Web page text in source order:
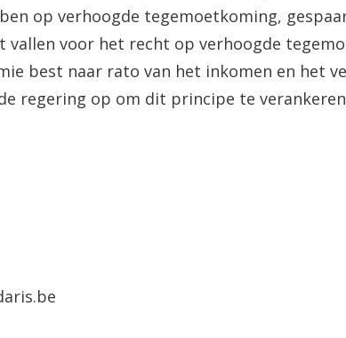
op verhoogde tegemoetkoming,
voor het recht op verhoogde
best naar rato van het inkomen en het
regering op om dit principe te